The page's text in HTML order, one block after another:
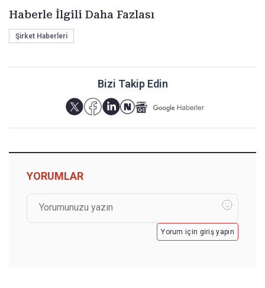
Haberle İlgili Daha Fazlası
Şirket Haberleri
Bizi Takip Edin
YORUMLAR
Yorum için giriş yapın